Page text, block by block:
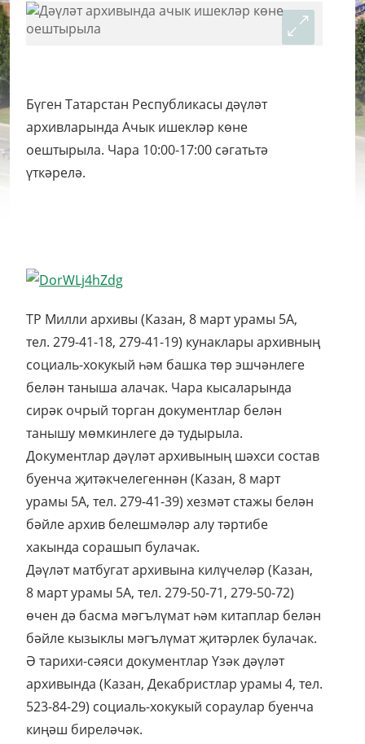
Бүген Татарстан Республикасы дәүләт
архивларында Ачык ишекләр көне
оештырыла. Чара 10:00-17:00 сәгатьтә
үткәрелә.
ТР Милли архивы (Казан, 8 март урамы 5А,
тел. 279-41-18, 279-41-19) кунаклары архивның
социаль-хокукый һәм башка төр эшчәнлеге
белән таныша алачак. Чара кысаларында
сирәк очрый торган документлар белән
танышу мөмкинлеге дә тудырыла.
Документлар дәүләт архивының шәхси состав
буенча җитәкчелегеннән (Казан, 8 март
урамы 5А, тел. 279-41-39) хезмәт стажы белән
бәйле архив белешмәләр алу тәртибе
хакында сорашып булачак.
Дәүләт матбугат архивына килүчеләр (Казан,
8 март урамы 5А, тел. 279-50-71, 279-50-72)
өчен дә басма мәгълүмат һәм китаплар белән
бәйле кызыклы мәгълүмат җитәрлек булачак.
Ә тарихи-сәяси документлар Үзәк дәүләт
архивында (Казан, Декабристлар урамы 4, тел.
523-84-29) социаль-хокукый сораулар буенча
киңәш биреләчәк.